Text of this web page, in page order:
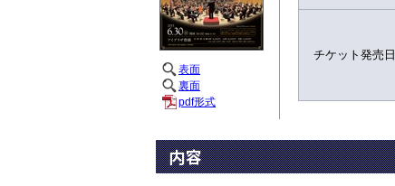
表面
裏面
pdf形式
チケット発売日
内容